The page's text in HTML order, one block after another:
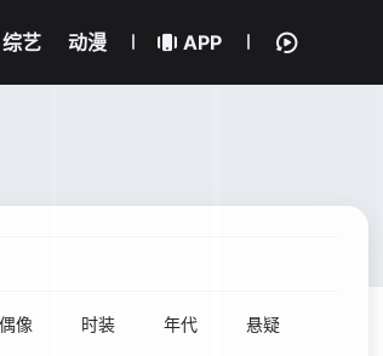
综艺 动漫 APP
偶像 时装 年代 悬疑